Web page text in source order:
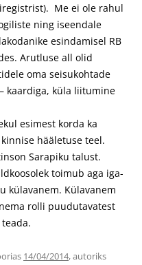
Me ei ole rahul
ning iseendale
esindamisel RB
Arutluse all olid
oma seisukohtade
kaardiga, küla liitumine
esimest korda ka
hääletuse teel.
Sarapiku talust.
toimub aga iga-
külavanem. Külavanem
rolli puudutavatest
14/04/2014, autoriks